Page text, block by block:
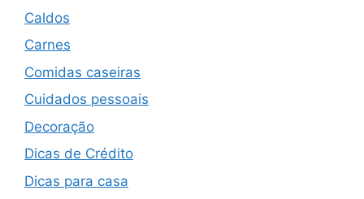
Caldos
Carnes
Comidas caseiras
Cuidados pessoais
Decoração
Dicas de Crédito
Dicas para casa